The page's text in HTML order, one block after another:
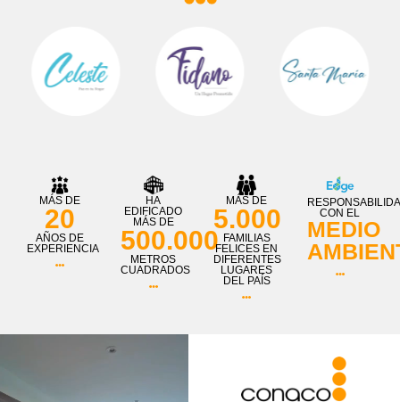
MÁS DE
20
AÑOS DE
EXPERIENCIA
HA
EDIFICADO
MÁS DE
500.000
METROS
CUADRADOS
MÁS DE
5.000
FAMILIAS
FELICES EN
DIFERENTES
LUGARES
DEL PAÍS
CON EL
MEDIO